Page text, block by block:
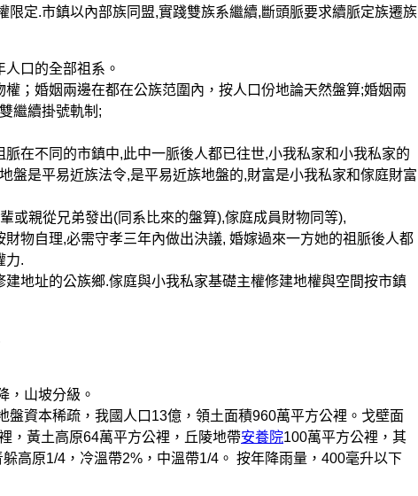
限定.市鎮以內部族同盟,實踐雙族系繼續,斷頭脈要求續脈定族遷族
口的全部祖系。
婚姻兩邊在都在公族范圍內，按人口份地論天然盤算;婚姻兩
繼續掛號軌制;
不同的市鎮中,此中一脈後人都已往世,小我私家和小我私家的
盤是平易近族法令,是平易近族地盤的,財富是小我私家和傢庭財富
親從兄弟發出(同系比來的盤算),傢庭成員財物同等),
自理,必需守孝三年內做出決議, 婚嫁過來一方她的祖脈後人都
力.
址的公族鄉.傢庭與小我私家基礎主權修建地權與空間按市鎮
山坡分級。
資本稀疏，我國人口13億，領土面積960萬平方公裡。戈壁面
，黃土高原64萬平方公裡，丘陵地帶安養院100萬平方公裡，其
高原1/4，冷溫帶2%，中溫帶1/4。 按年降雨量，400毫升以下